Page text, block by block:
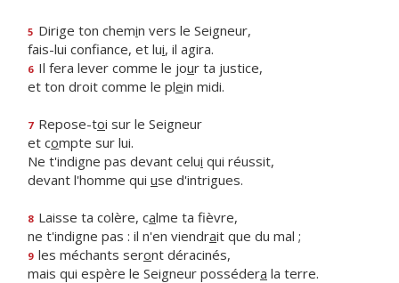
5 Dirige ton chemin vers le Seigneur,
fais-lui confiance, et lui, il agira.
6 Il fera lever comme le jour ta justice,
et ton droit comme le plein midi.
7 Repose-toi sur le Seigneur
et compte sur lui.
Ne t'indigne pas devant celui qui réussit,
devant l'homme qui use d'intrigues.
8 Laisse ta colère, calme ta fièvre,
ne t'indigne pas : il n'en viendrait que du mal ;
9 les méchants seront déracinés,
mais qui espère le Seigneur possédera la terre.